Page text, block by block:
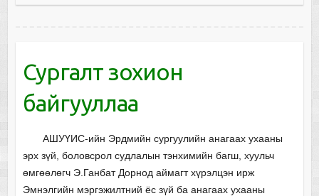
Сургалт зохион
байгууллаа
АШУҮИС-ийн Эрдмийн сургуулийн анагаах ухааны
эрх зүй, боловсрол судлалын тэнхимийн багш, хуульч
өмгөөлөгч Э.Ганбат Дорнод аймагт хүрэлцэн ирж
Эмнэлгийн мэргэжилтний ёс зүй ба анагаах ухааны